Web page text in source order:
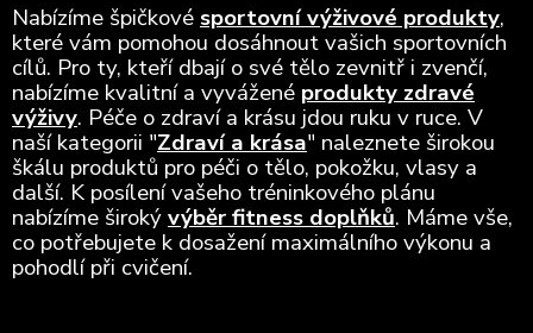
Nabízíme špičkové sportovní výživové produkty,
které vám pomohou dosáhnout vašich sportovních
cílů. Pro ty, kteří dbají o své tělo zevnitř i zvenčí,
nabízíme kvalitní a vyvážené produkty zdravé
výživy. Péče o zdraví a krásu jdou ruku v ruce. V
naší kategorii "Zdraví a krása" naleznete širokou
škálu produktů pro péči o tělo, pokožku, vlasy a
další. K posílení vašeho tréninkového plánu
nabízíme širokývýběr fitness doplňků. Máme vše,
co potřebujete k dosažení maximálního výkonu a
pohodlí při cvičení.